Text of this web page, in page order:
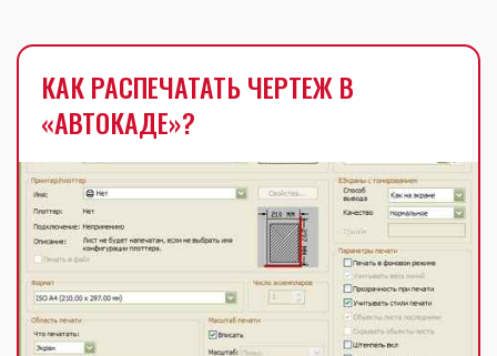
КАК РАСПЕЧАТАТЬ ЧЕРТЕЖ В
«АВТОКАДЕ»?